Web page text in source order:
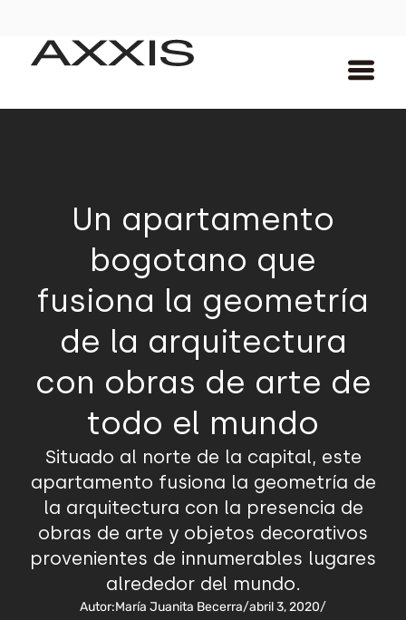
Un apartamento
bogotano que
fusiona la geometría
de la arquitectura
con obras de arte de
todo el mundo
Situado al norte de la capital, este
apartamento fusiona la geometría de
la arquitectura con la presencia de
obras de arte y objetos decorativos
provenientes de innumerables lugares
alrededor del mundo.
Autor:María Juanita Becerra/abril 3, 2020/